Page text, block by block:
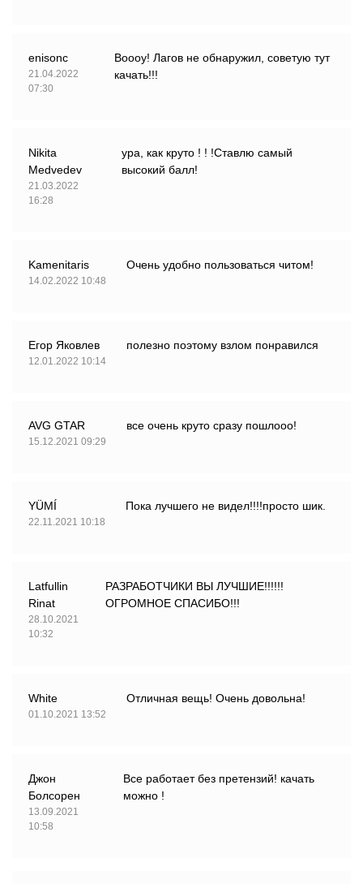
enisonc
21.04.2022
07:30
Воооу! Лагов не обнаружил, советую тут
качать!!!
Nikita
Medvedev
21.03.2022
16:28
ура, как круто ! ! !Ставлю самый
высокий балл!
Kamenitaris
14.02.2022 10:48
Очень удобно пользоваться читом!
Егор Яковлев
12.01.2022 10:14
полезно поэтому взлом понравился
AVG GTAR
15.12.2021 09:29
все очень круто сразу пошлооо!
YÜMÍ
22.11.2021 10:18
Пока лучшего не видел!!!!просто шик.
Latfullin
Rinat
28.10.2021
10:32
РАЗРАБОТЧИКИ ВЫ ЛУЧШИЕ!!!!!!
ОГРОМНОЕ СПАСИБО!!!
White
01.10.2021 13:52
Отличная вещь! Очень довольна!
Джон
Болсорен
13.09.2021
10:58
Все работает без претензий! качать
можно !